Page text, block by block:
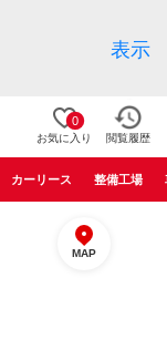
表示
0
お気に入り 閲覧履歴
カーリース 整備工場
MAP